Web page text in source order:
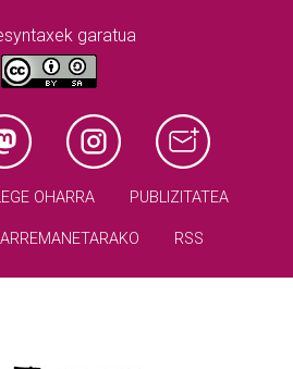
garatua
OHARRA PUBLIZITATEA
RSS